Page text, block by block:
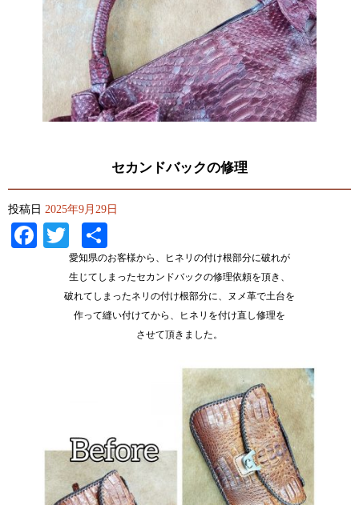
セカンドバックの修理
投稿日 2025年9月29日
Facebook
Twitter
有
愛知県のお客様から、ヒネリの付け根部分に破れが
生じてしまったセカンドバックの修理依頼を頂き、
破れてしまったネリの付け根部分に、ヌメ革で土台を
作って縫い付けてから、ヒネリを付け直し修理を
させて頂きました。